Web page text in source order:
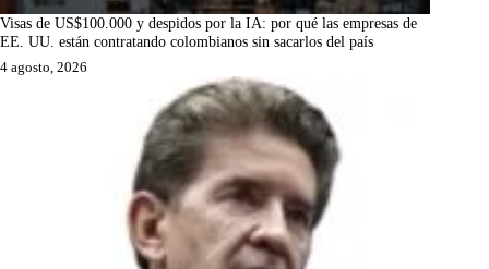
Visas de US$100.000 y despidos por la IA: por qué las empresas de
EE. UU. están contratando colombianos sin sacarlos del país
4 agosto, 2026